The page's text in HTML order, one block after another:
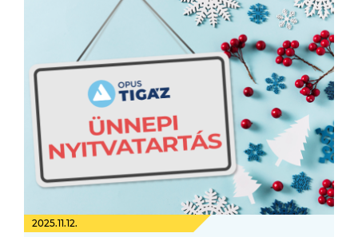
2025.11.12.